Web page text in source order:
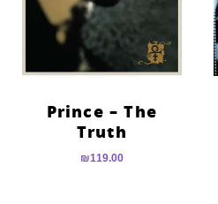
Prince – The
Truth
₪119.00